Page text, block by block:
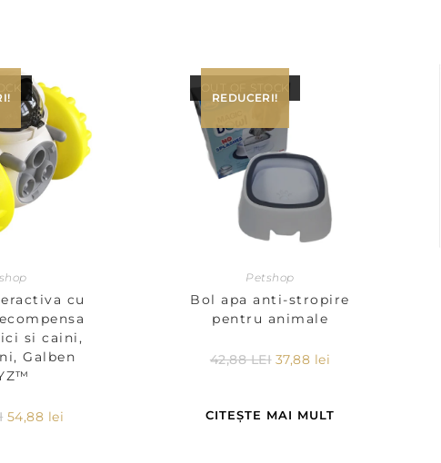
cu
si caini,
Galben
54,88 lei
OUT OF STOCK
REDUCERI!
Petshop
Bol apa anti-stropire
pentru animale
42,88LEI 37,88 lei
CITEȘTE MAI MULT